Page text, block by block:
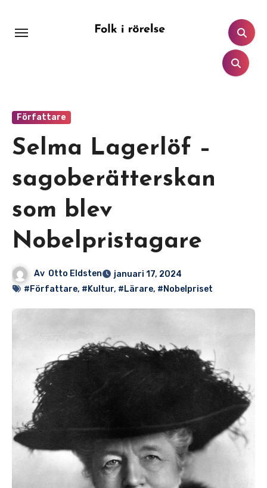
innehåll
Författare
Selma Lagerlöf –
sagoberätterskan
som blev
Nobelpristagare
Av Otto Eldsten
januari 17, 2024
#Författare, #Kultur, #Lärare, #Nobelpriset